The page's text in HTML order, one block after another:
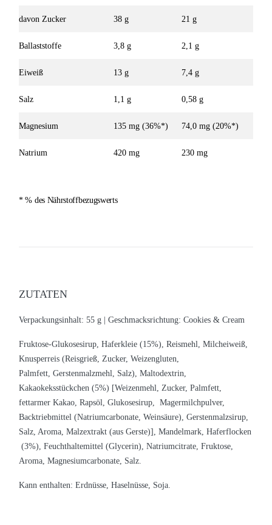
davon Zucker 38 g 21 g
Ballaststoffe 3,8 g 2,1 g
Eiweiß 13 g 7,4 g
Salz 1,1 g 0,58 g
Magnesium 135 mg (36%*) 74,0 mg (20%*)
Natrium 420 mg 230 mg
* % des Nährstoffbezugswerts
ZUTATEN
Verpackungsinhalt: 55 g | Geschmacksrichtung: Cookies & Cream
Fruktose-Glukosesirup, Haferkleie (15%), Reismehl, Milcheiweiß,
Knusperreis (Reisgrieß, Zucker, Weizengluten,
Palmfett, Gerstenmalzmehl, Salz), Maltodextrin,
Kakaokeksstückchen (5%) [Weizenmehl, Zucker, Palmfett,
fettarmer Kakao, Rapsöl, Glukosesirup, Magermilchpulver,
Backtriebmittel (Natriumcarbonate, Weinsäure), Gerstenmalzsirup,
Salz, Aroma, Malzextrakt (aus Gerste)], Mandelmark, Haferflocken
(3%), Feuchthaltemittel (Glycerin), Natriumcitrate, Fruktose,
Aroma, Magnesiumcarbonate, Salz.
Kann enthalten: Erdnüsse Haselnüsse Soja